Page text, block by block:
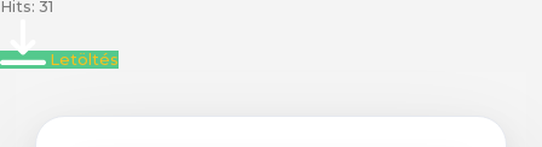
Hits: 31
Letöltés